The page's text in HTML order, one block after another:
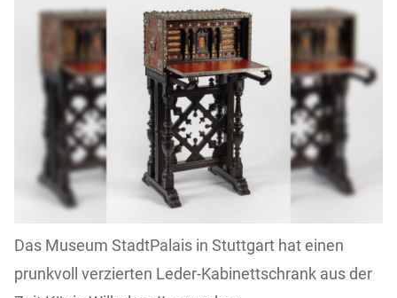
Das Museum StadtPalais in Stuttgart hat einen
prunkvoll verzierten Leder-Kabinettschrank aus der